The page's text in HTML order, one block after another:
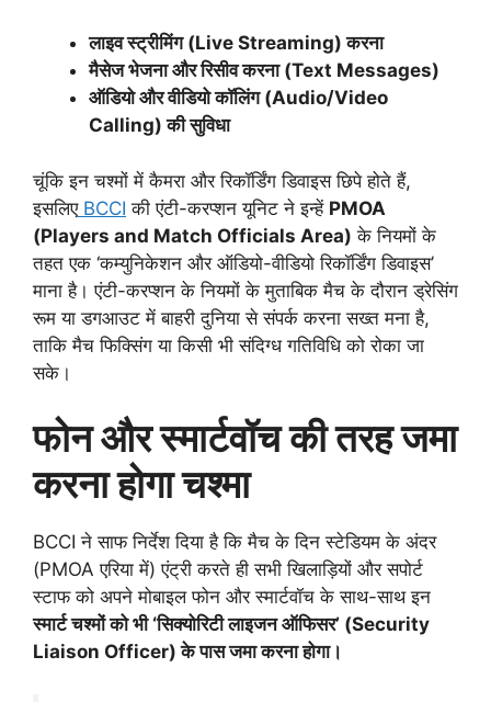
लाइव स्ट्रीमिंग (Live Streaming) करना
मैसेज भेजना और रिसीव करना (Text Messages)
ऑडियो और वीडियो कॉलिंग (Audio/Video
Calling) की सुविधा
चूंकि इन चश्मों में कैमरा और रिकॉर्डिंग डिवाइस छिपे होते हैं,
इसलिएBCCI की एंटी-करप्शन यूनिट ने इन्हें PMOA
(Players and Match Officials Area) के नियमों के
तहत एक ‘कम्युनिकेशन और ऑडियो-वीडियो रिकॉर्डिंग डिवाइस’
माना है। एंटी-करप्शन के नियमों के मुताबिक मैच के दौरान ड्रेसिंग
रूम या डगआउट में बाहरी दुनिया से संपर्क करना सख्त मना है,
ताकि मैच फिक्सिंग या किसी भी संदिग्ध गतिविधि को रोका जा
सके।
फोन और स्मार्टवॉच की तरह जमा
करना होगा चश्मा
BCCI ने साफ निर्देश दिया है कि मैच के दिन स्टेडियम के अंदर
(PMOA एरिया में) एंट्री करते ही सभी खिलाड़ियों और सपोर्ट
स्टाफ को अपने मोबाइल फोन और स्मार्टवॉच के साथ-साथ इन
स्मार्ट चश्मों को भी ‘सिक्योरिटी लाइजन ऑफिसर’ (Security
Liaison Officer) के पास जमा करना होगा।